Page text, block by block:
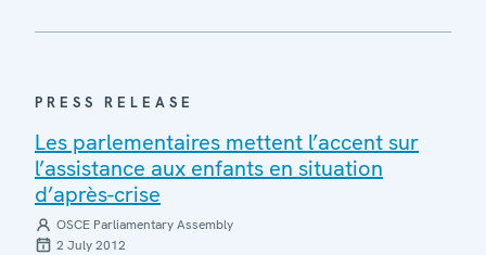
PRESS RELEASE
Les parlementaires mettent l’accent sur
l’assistance aux enfants en situation
d’après-crise
OSCE Parliamentary Assembly
2 July 2012